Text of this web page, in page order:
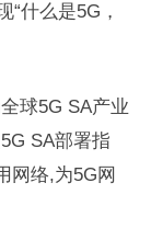
什么是5G，
球5G SA产业
SA部署指
网络,为5G网